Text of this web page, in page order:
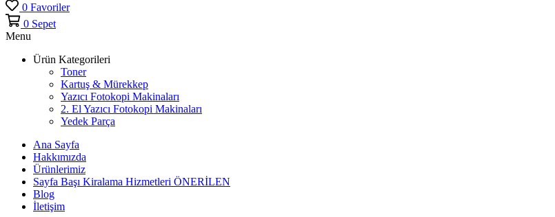
0 Favoriler
0 Sepet
Menu
Ürün Kategorileri
Toner
Kartuş & Mürekkep
Yazıcı Fotokopi Makinaları
2. El Yazıcı Fotokopi Makinaları
Yedek Parça
Ana Sayfa
Hakkımızda
Ürünlerimiz
Sayfa Başı Kiralama Hizmetleri ÖNERİLEN
Blog
İletişim